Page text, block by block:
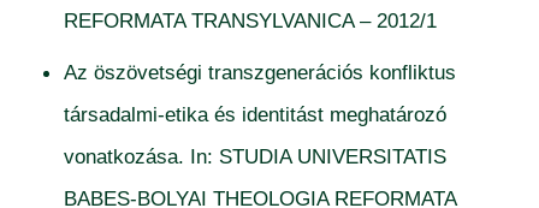
REFORMATA TRANSYLVANICA – 2012/1
Az öszövetségi transzgenerációs konfliktus
társadalmi-etika és identitást meghatározó
vonatkozása. In: STUDIA UNIVERSITATIS
BABES-BOLYAI THEOLOGIA REFORMATA